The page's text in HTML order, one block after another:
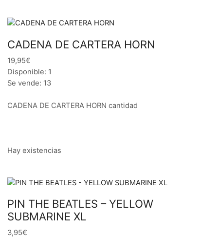
CADENA DE CARTERA HORN
19,95€
Disponible: 1
Se vende: 13
CADENA DE CARTERA HORN cantidad
Hay existencias
PIN THE BEATLES – YELLOW
SUBMARINE XL
3,95€